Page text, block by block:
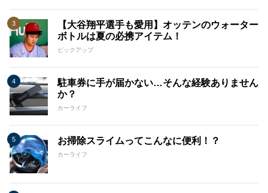
【大谷翔平選手も愛用】オッテンのウォーター
ボトルは夏の必携アイテム！
ピックアップ
駐車券に手が届かない…そんな経験ありません
か？
カーライフ
お掃除スライムってこんなに便利！？
カーライフ